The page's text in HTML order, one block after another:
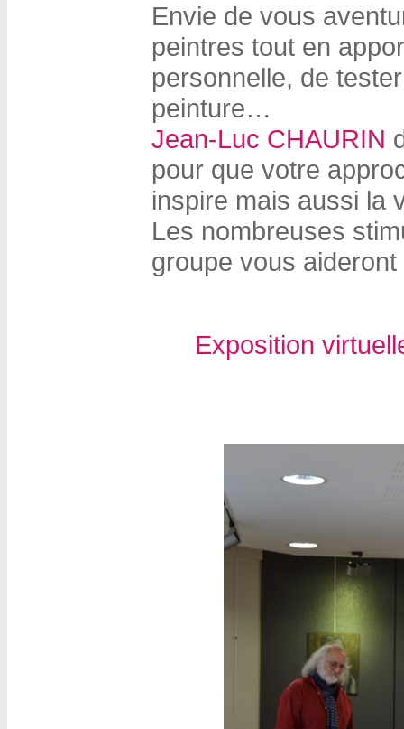
Envie de vous
peintres tout en
personnelle, de
peinture…
Jean-Luc CHAURIN
pour que votre
inspire mais aussi la
Les nombreuses
groupe vous
Exposition